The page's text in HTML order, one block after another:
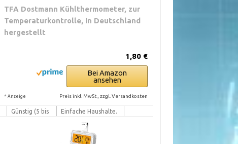
Günstig (5 bis
Einfache Haushalte.
Zweitgerät. Backup
beim Camping.
TFA Dostmann Kühlthermometer, zur
Temperaturkontrolle, in Deutschland
hergestellt
1,80 €
Bei Amazon
ansehen
* Anzeige Preis inkl. MwSt., zzgl. Versandkosten